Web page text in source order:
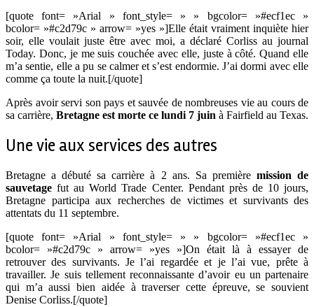
[quote font= »Arial » font_style= » » bgcolor= »#ecf1ec »
bcolor= »#c2d79c » arrow= »yes »]Elle était vraiment inquiète hier
soir, elle voulait juste être avec moi, a déclaré Corliss au journal
Today. Donc, je me suis couchée avec elle, juste à côté. Quand elle
m’a sentie, elle a pu se calmer et s’est endormie. J’ai dormi avec elle
comme ça toute la nuit.[/quote]
Après avoir servi son pays et sauvée de nombreuses vie au cours de
sa carrière, Bretagne est morte ce lundi 7 juin à Fairfield au Texas.
Une vie aux services des autres
Bretagne a débuté sa carrière à 2 ans. Sa première mission de
sauvetage fut au World Trade Center. Pendant près de 10 jours,
Bretagne participa aux recherches de victimes et survivants des
attentats du 11 septembre.
[quote font= »Arial » font_style= » » bgcolor= »#ecf1ec »
bcolor= »#c2d79c » arrow= »yes »]On était là à essayer de
retrouver des survivants. Je l’ai regardée et je l’ai vue, prête à
travailler. Je suis tellement reconnaissante d’avoir eu un partenaire
qui m’a aussi bien aidée à traverser cette épreuve, se souvient
Denise Corliss.[/quote]